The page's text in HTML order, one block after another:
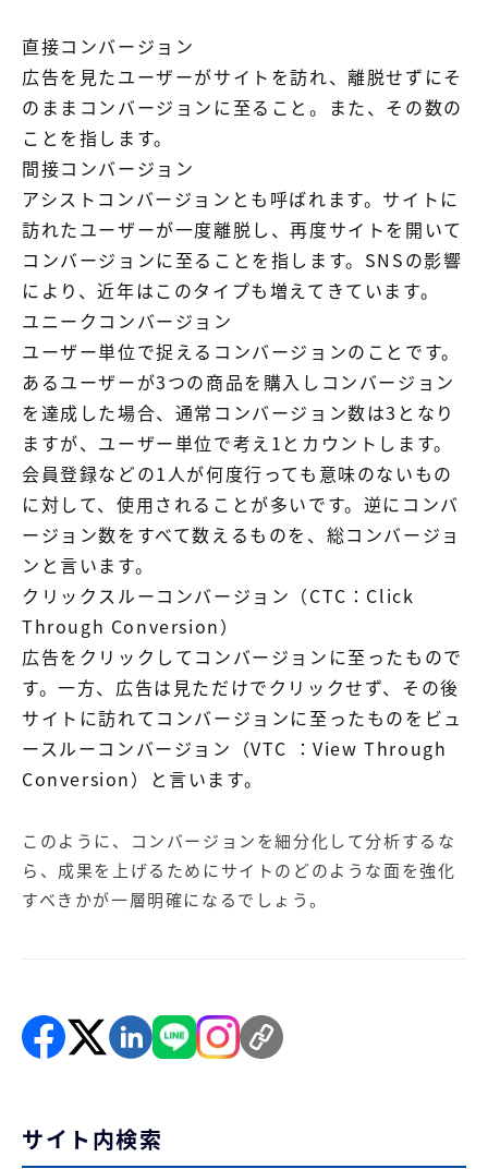
直接コンバージョン
広告を見たユーザーがサイトを訪れ、離脱せずにそ
のままコンバージョンに至ること。また、その数の
ことを指します。
間接コンバージョン
アシストコンバージョンとも呼ばれます。サイトに
訪れたユーザーが一度離脱し、再度サイトを開いて
コンバージョンに至ることを指します。SNSの影響
により、近年はこのタイプも増えてきています。
ユニークコンバージョン
ユーザー単位で捉えるコンバージョンのことです。
あるユーザーが3つの商品を購入しコンバージョン
を達成した場合、通常コンバージョン数は3となり
ますが、ユーザー単位で考え1とカウントします。
会員登録などの1人が何度行っても意味のないもの
に対して、使用されることが多いです。逆にコンバ
ージョン数をすべて数えるものを、総コンバージョ
ンと言います。
クリックスルーコンバージョン（CTC：Click
Through Conversion）
広告をクリックしてコンバージョンに至ったもので
す。一方、広告は見ただけでクリックせず、その後
サイトに訪れてコンバージョンに至ったものをビュ
ースルーコンバージョン（VTC ：View Through
Conversion）と言います。
このように、コンバージョンを細分化して分析するな
ら、成果を上げるためにサイトのどのような面を強化
すべきかが一層明確になるでしょう。
サイト内検索